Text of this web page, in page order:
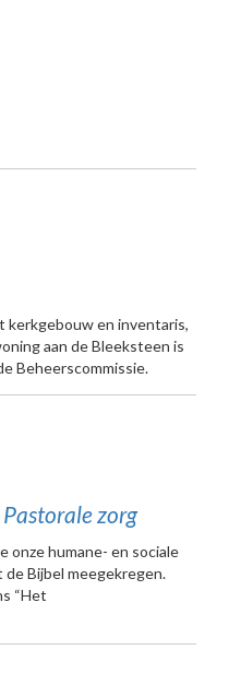
kerkgebouw en inventaris,
aan de Bleeksteen is
Beheerscommissie.
zorg
onze humane- en sociale
Bijbel meegekregen.
“Het